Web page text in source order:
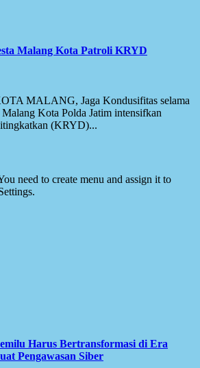
Malang Kota Patroli KRYD
MALANG, Jaga Kondusifitas selama
Kota Polda Jatim intensifkan
(KRYD)...
need to create menu and assign it to
Harus Bertransformasi di Era
Pengawasan Siber